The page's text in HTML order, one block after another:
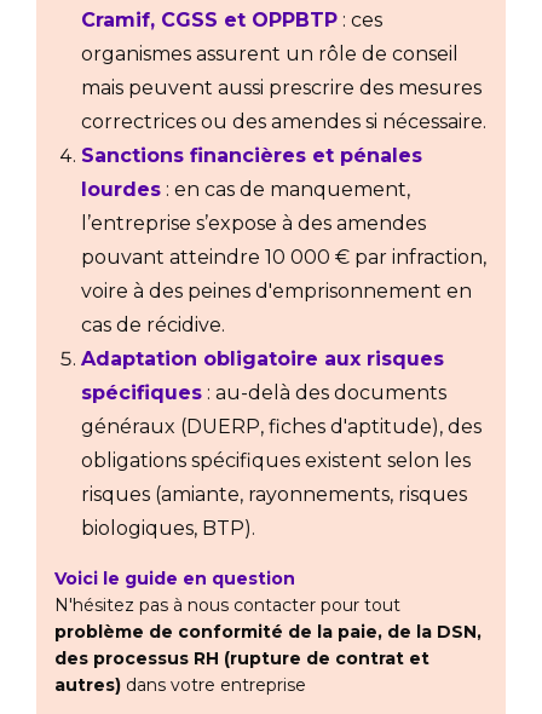
Cramif, CGSS et OPPBTP : ces
organismes assurent un rôle de conseil
mais peuvent aussi prescrire des mesures
correctrices ou des amendes si nécessaire.
Sanctions financières et pénales
lourdes : en cas de manquement,
l’entreprise s’expose à des amendes
pouvant atteindre 10 000 € par infraction,
voire à des peines d'emprisonnement en
cas de récidive.
Adaptation obligatoire aux risques
spécifiques : au-delà des documents
généraux (DUERP, fiches d'aptitude), des
obligations spécifiques existent selon les
risques (amiante, rayonnements, risques
biologiques, BTP).
Voici le guide en question
N'hésitez pas à nous contacter pour tout
problème de conformité de la paie, de la DSN,
des processus RH (rupture de contrat et
autres) dans votre entreprise